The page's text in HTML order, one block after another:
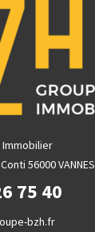
Immobilier
56000 VANNES
75 40
bzh.fr